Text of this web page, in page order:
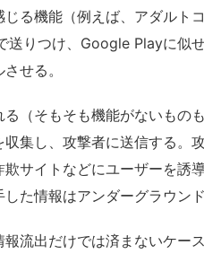
る機能（例えば、アダルト
送りつけ、Google Playに似
せる。
（そもそも機能がないもの
収集し、攻撃者に送信する。
欺サイトなどにユーザーを誘
した情報はアンダーグラウン
流出だけでは済まないケー